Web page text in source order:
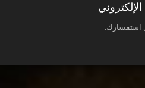
الإلكتروني
استفسارك.